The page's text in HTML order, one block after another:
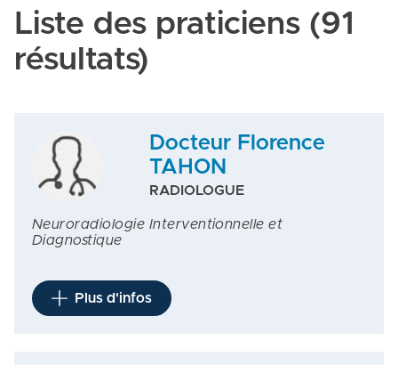
Liste des praticiens (91
résultats)
Docteur Florence
TAHON
RADIOLOGUE
Neuroradiologie Interventionnelle et
Diagnostique
Plus d'infos